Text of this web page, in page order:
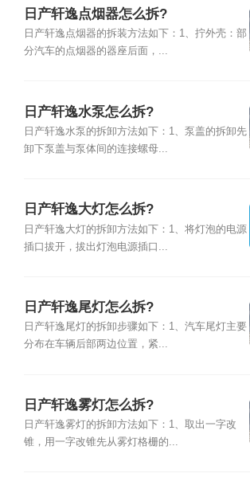
日产轩逸点烟器怎么拆?
日产轩逸点烟器的拆装方法如下：1、拧外壳：部
分汽车的点烟器的器座后面，...
日产轩逸水泵怎么拆?
日产轩逸水泵的拆卸方法如下：1、泵盖的拆卸先
卸下泵盖与泵体间的连接螺母...
日产轩逸大灯怎么拆?
日产轩逸大灯的拆卸方法如下：1、将灯泡的电源
插口拔开，拔出灯泡电源插口...
日产轩逸尾灯怎么拆?
日产轩逸尾灯的拆卸步骤如下：1、汽车尾灯主要
分布在车辆后部两边位置，紧...
日产轩逸雾灯怎么拆?
日产轩逸雾灯的拆卸方法如下：1、取出一字改
锥，用一字改锥先从雾灯格栅的...